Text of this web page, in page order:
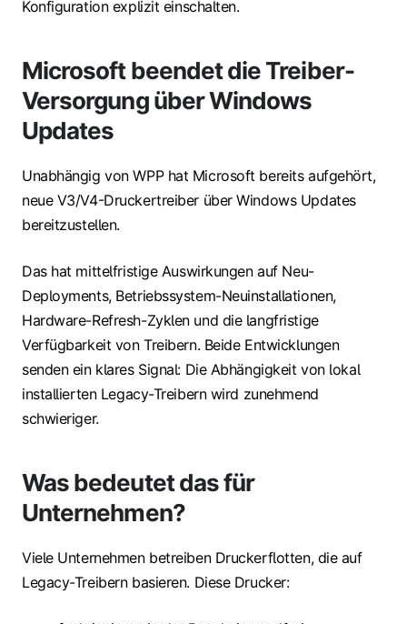
Konfiguration explizit einschalten.
Microsoft beendet die Treiber-
Versorgung über Windows
Updates
Unabhängig von WPP hat Microsoft bereits aufgehört,
neue V3/V4-Druckertreiber über Windows Updates
bereitzustellen.
Das hat mittelfristige Auswirkungen auf Neu-
Deployments, Betriebssystem-Neuinstallationen,
Hardware-Refresh-Zyklen und die langfristige
Verfügbarkeit von Treibern. Beide Entwicklungen
senden ein klares Signal: Die Abhängigkeit von lokal
installierten Legacy-Treibern wird zunehmend
schwieriger.
Was bedeutet das für
Unternehmen?
Viele Unternehmen betreiben Druckerflotten, die auf
Legacy-Treibern basieren. Diese Drucker: